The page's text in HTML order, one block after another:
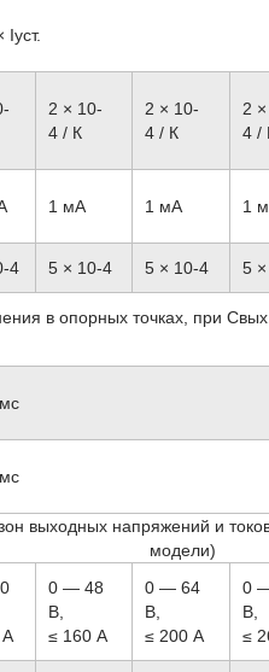
Iуст.
-
2 × 10-
4 / К
2 × 10-
4 / К
2
4 /
1 мА 1 мА 1
-4 5 × 10-4 5 × 10-4 5
в опорных точках, при
выходных напряжений и
модели)
А
0 — 48
В,
≤ 160 А
0 — 64
В,
≤ 200 А
0
В,
≤